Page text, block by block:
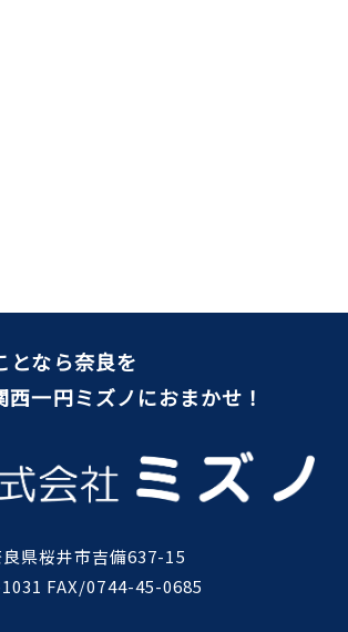
となら奈良を
西一円ミズノにおまかせ！
県桜井市吉備637-15
FAX/0744-45-0685